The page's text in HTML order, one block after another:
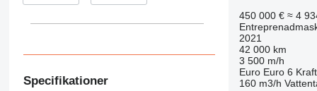
953
955
963
966
Specifikationer
450 000 € ≈ 4
2021
42 000 km
3 500 m/h
Euro Euro 6 Kraft
160 m3/h